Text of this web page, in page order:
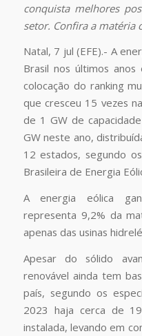
conquista melhores
setor. Confira a matéria
Natal, 7 jul (EFE).- A
Brasil nos últimos
colocação do ranking
que cresceu 15 vezes
de 1 GW de
GW neste ano,
12 estados, segundo
Brasileira de Energia
A energia eólica
representa 9,2% da
apenas das usinas
Apesar do sólido
renovável ainda tem
país, segundo os
2023 haja cerca de
instalada, levando em